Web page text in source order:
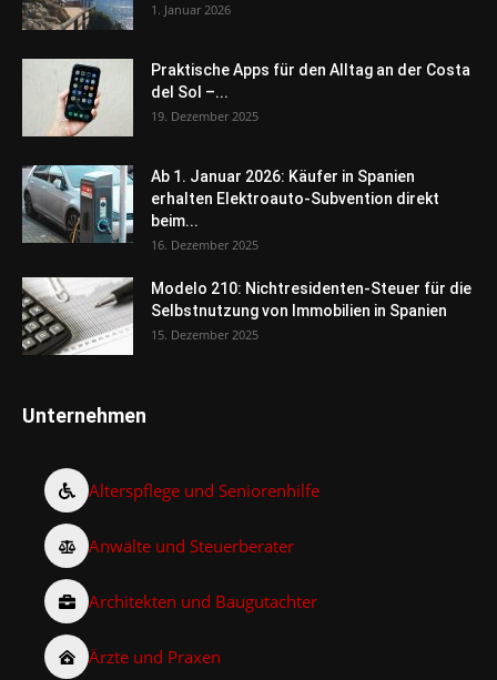
1. Januar 2026
Praktische Apps für den Alltag an der Costa
del Sol –...
19. Dezember 2025
Ab 1. Januar 2026: Käufer in Spanien
erhalten Elektroauto-Subvention direkt
beim...
16. Dezember 2025
Modelo 210: Nichtresidenten-Steuer für die
Selbstnutzung von Immobilien in Spanien
15. Dezember 2025
Unternehmen
Alterspflege und Seniorenhilfe
Anwälte und Steuerberater
Architekten und Baugutachter
Ärzte und Praxen